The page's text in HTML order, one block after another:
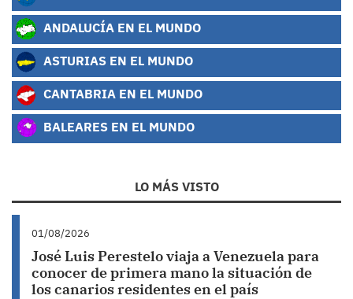
ANDALUCÍA EN EL MUNDO
ASTURIAS EN EL MUNDO
CANTABRIA EN EL MUNDO
BALEARES EN EL MUNDO
LO MÁS VISTO
01/08/2026
José Luis Perestelo viaja a Venezuela para
conocer de primera mano la situación de
los canarios residentes en el país